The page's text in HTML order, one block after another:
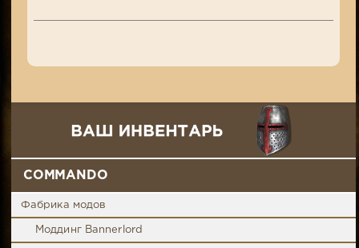
COMMANDO
Фабрика модов
Моддинг Bannerlord